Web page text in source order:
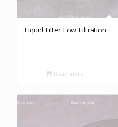
Liquid Filter Low Filtration
Read more